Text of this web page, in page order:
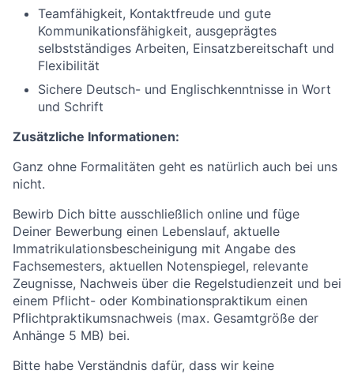
Teamfähigkeit, Kontaktfreude und gute
Kommunikationsfähigkeit, ausgeprägtes
selbstständiges Arbeiten, Einsatzbereitschaft und
Flexibilität
Sichere Deutsch- und Englischkenntnisse in Wort
und Schrift
Zusätzliche Informationen:
Ganz ohne Formalitäten geht es natürlich auch bei uns
nicht.
Bewirb Dich bitte ausschließlich online und füge
Deiner Bewerbung einen Lebenslauf, aktuelle
Immatrikulationsbescheinigung mit Angabe des
Fachsemesters, aktuellen Notenspiegel, relevante
Zeugnisse, Nachweis über die Regelstudienzeit und bei
einem Pflicht- oder Kombinationspraktikum einen
Pflichtpraktikumsnachweis (max. Gesamtgröße der
Anhänge 5 MB) bei.
Bitte habe Verständnis dafür, dass wir keine